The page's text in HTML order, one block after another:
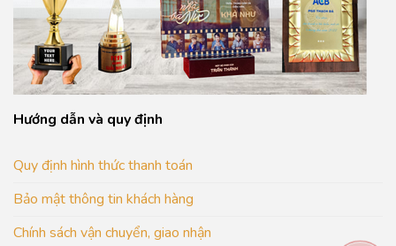
Hướng dẫn và quy định
Quy định hình thức thanh toán
Bảo mật thông tin khách hàng
Chính sách vận chuyển, giao nhận